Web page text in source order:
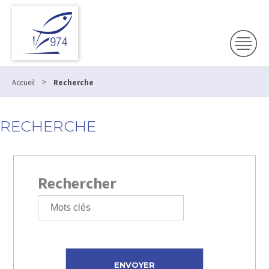
Accueil > Recherche
RECHERCHE
Rechercher